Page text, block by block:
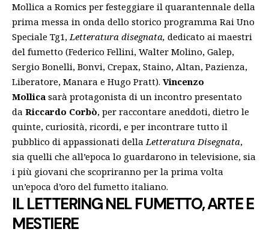
Mollica a Romics per festeggiare il quarantennale della
prima messa in onda dello storico programma Rai Uno
Speciale Tg1,Letteratura disegnata, dedicato ai maestri
del fumetto (Federico Fellini, Walter Molino, Galep,
Sergio Bonelli, Bonvi, Crepax, Staino, Altan, Pazienza,
Liberatore, Manara e Hugo Pratt). Vincenzo
Mollica sarà protagonista di un incontro presentato
da Riccardo Corbò, per raccontare aneddoti, dietro le
quinte, curiosità, ricordi, e per incontrare tutto il
pubblico di appassionati dellaLetteratura Disegnata,
sia quelli che all’epoca lo guardarono in televisione, sia
i più giovani che scopriranno per la prima volta
un’epoca d’oro del fumetto italiano.
IL LETTERING NEL FUMETTO, ARTE E
MESTIERE